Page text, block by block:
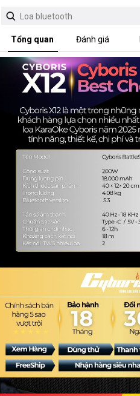
Loa bluetooth
Tổng quan Đánh giá
EXTRA Shipping
Voucher